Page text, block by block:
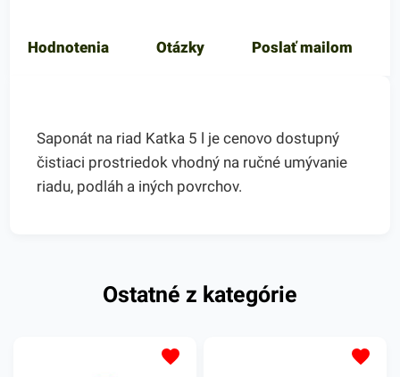
Hodnotenia Otázky Poslať mailom
Saponát na riad Katka 5 l je cenovo dostupný
čistiaci prostriedok vhodný na ručné umývanie
riadu, podláh a iných povrchov.
Ostatné z kategórie